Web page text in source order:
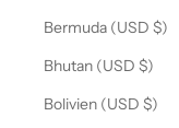
Bermuda (USD $)
Bhutan (USD $)
Bolivien (USD $)